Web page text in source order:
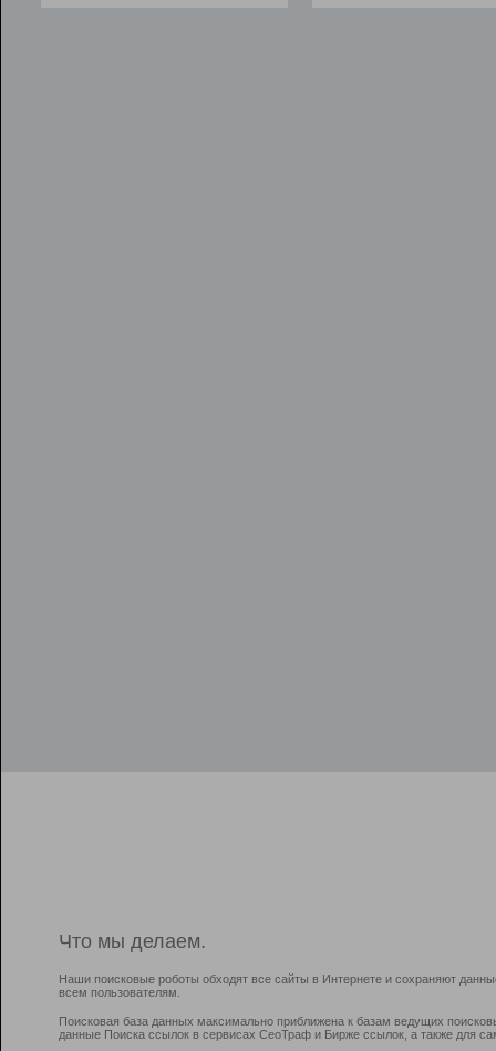
Что мы делаем.
Наши поисковые роботы обходят все сайты в Интернете и сохраняют
всем пользователям.
Поисковая база данных максимально приближена к базам ведущих
данные Поиска ссылок в сервисах СеоТраф и Бирже ссылок, а также для